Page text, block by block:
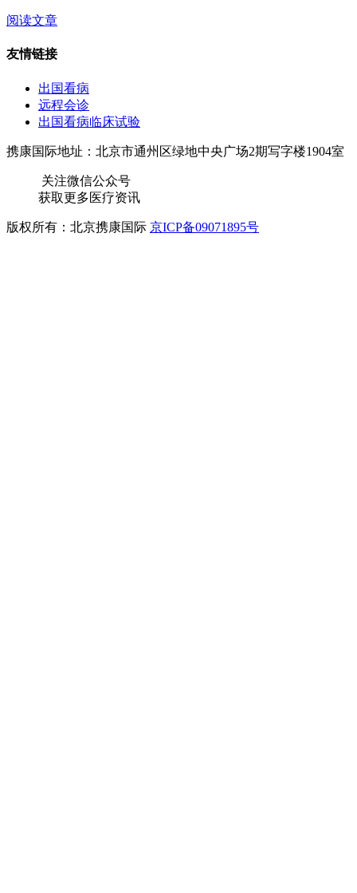
阅读文章
友情链接
出国看病
远程会诊
出国看病临床试验
携康国际地址：北京市通州区绿地中央广场2期写字楼1904室
关注微信公众号
获取更多医疗资讯
版权所有：北京携康国际 京ICP备09071895号